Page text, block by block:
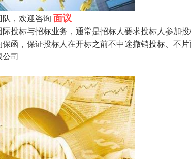
，欢迎咨询 面议
投标与招标业务，通常是招标人要求投标人参加
函，保证投标人在开标之前不中途撤销投标、不
司